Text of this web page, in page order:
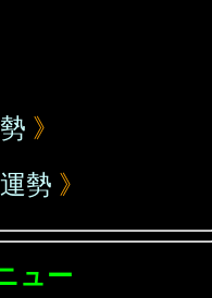
》
勢 》
ュー